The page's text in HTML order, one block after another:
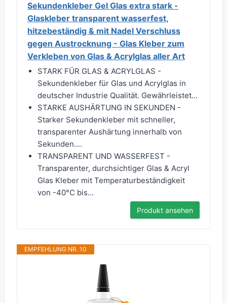
Sekundenkleber Gel Glas extra stark -
Glaskleber transparent wasserfest,
hitzebeständig & mit Nadel Verschluss
gegen Austrocknung - Glas Kleber zum
Verkleben von Glas & Acrylglas aller Art
STARK FÜR GLAS & ACRYLGLAS -
Sekundenkleber für Glas und Acrylglas in
deutscher Industrie Qualität. Gewährleistet...
STARKE AUSHÄRTUNG IN SEKUNDEN -
Starker Sekundenkleber mit schneller,
transparenter Aushärtung innerhalb von
Sekunden....
TRANSPARENT UND WASSERFEST -
Transparenter, durchsichtiger Glas & Acryl
Glas Kleber mit Temperaturbeständigkeit
von -40°C bis...
Produkt ansehen
EMPFEHLUNG NR. 10